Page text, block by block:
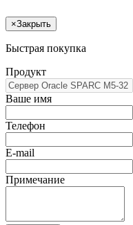
×Закрыть
Быстрая покупка
Продукт
Ваше имя
Телефон
E-mail
Примечание